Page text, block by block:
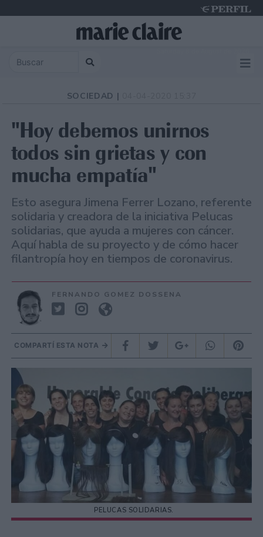
SOCIEDAD |
"Hoy debemos unirnos
todos sin grietas y con
mucha empatía"
Esto asegura Jimena Ferrer Lozano, referente
solidaria y creadora de la iniciativa Pelucas
solidarias, que ayuda a mujeres con cáncer.
Aquí habla de su proyecto y de cómo hacer
filantropía hoy en tiempos de coronavirus.
FERNANDO GOMEZ DOSSENA
COMPARTÍ ESTA NOTA
PELUCAS SOLIDARIAS.